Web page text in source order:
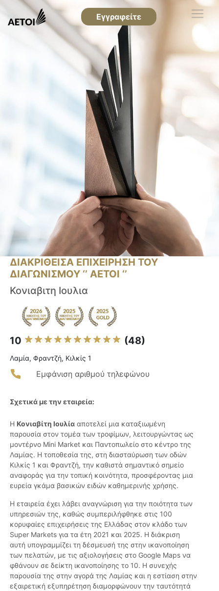
Εγγραφείτε
ΔΙΑΚΡΙΘΕΙΣΑ ΕΠΙΧΕΙΡΗΣΗ ΤΟΥ
ΔΙΑΓΩΝΙΣΜΟΥ ‘’ ΑΕΤΟΙ ‘’
Κονιαβιτη Ιουλια
10 (48)
Λαμία, Φραντζή, Κιλκίς 1
Εμφάνιση αριθμού τηλεφώνου
Σχετικά με την εταιρεία:
Η Κονιαβίτη Ιουλία αποτελεί μια καταξιωμένη
παρουσία στον τομέα των τροφίμων, λειτουργώντας ως
μοντέρνο Mini Market και Παντοπωλείο στο κέντρο της
Λαμίας. Η τοποθεσία της, στη διασταύρωση των οδών
Κιλκίς 1 και Φραντζή, την καθιστά σημαντικό σημείο
αναφοράς για την τοπική κοινότητα, προσφέροντας μια
ευρεία γκάμα βασικών ειδών καθημερινής χρήσης.
Η εταιρεία έχει λάβει αναγνώριση για την ποιότητα των
υπηρεσιών της, καθώς συμπεριλήφθηκε στις 100
κορυφαίες επιχειρήσεις της Ελλάδας στον κλάδο των
Super Markets για τα έτη 2021 και 2025. Η διάκριση
αυτή υπογραμμίζει τη δέσμευσή της στην ικανοποίηση
των πελατών, με τις αξιολογήσεις στο Google Maps να
φθάνουν σε δείκτη ικανοποίησης το 10. Η συνεχής
παρουσία της στην αγορά της Λαμίας και η εστίαση στην
εξαιρετική εξυπηρέτηση διαμορφώνουν την ταυτότητά